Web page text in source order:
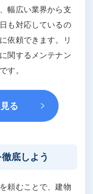
幅広い業界から支
も対応しているの
依頼できます。リ
関するメンテナン
す。
る
底しよう
頼むことで、建物